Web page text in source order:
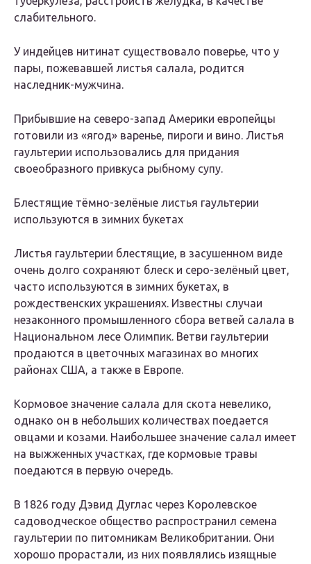
слабительного.
У индейцев нитинат существовало поверье, что у
пары, пожевавшей листья салала, родится
наследник-мужчина.
Прибывшие на северо-запад Америки европейцы
готовили из «ягод» варенье, пироги и вино. Листья
гаультерии использовались для придания
своеобразного привкуса рыбному супу.
Блестящие тёмно-зелёные листья гаультерии
используются в зимних букетах
Листья гаультерии блестящие, в засушенном виде
очень долго сохраняют блеск и серо-зелёный цвет,
часто используются в зимних букетах, в
рождественских украшениях. Известны случаи
незаконного промышленного сбора ветвей салала в
Национальном лесе Олимпик. Ветви гаультерии
продаются в цветочных магазинах во многих
районах США, а также в Европе.
Кормовое значение салала для скота невелико,
однако он в небольших количествах поедается
овцами и козами. Наибольшее значение салал имеет
на выжженных участках, где кормовые травы
поедаются в первую очередь.
В 1826 году Дэвид Дуглас через Королевское
садоводческое общество распространил семена
гаультерии по питомникам Великобритании. Они
хорошо прорастали, из них появлялись изящные